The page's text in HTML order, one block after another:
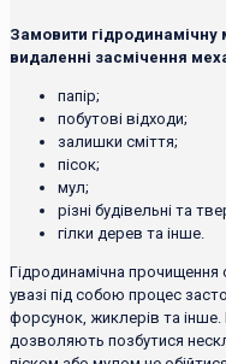
Замовити
видаленні засмічення
папір;
побутові відходи;
залишки сміття;
пісок;
мул;
різні будівельні та
гілки дерев та інше.
Гідродинамічна прочищення
увазі під собою процес
форсунок, жиклерів та інше.
дозволяють позбутися